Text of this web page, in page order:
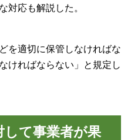
対応も解説した。
を適切に保管しなければな
ければならない」と規定し
して事業者が果